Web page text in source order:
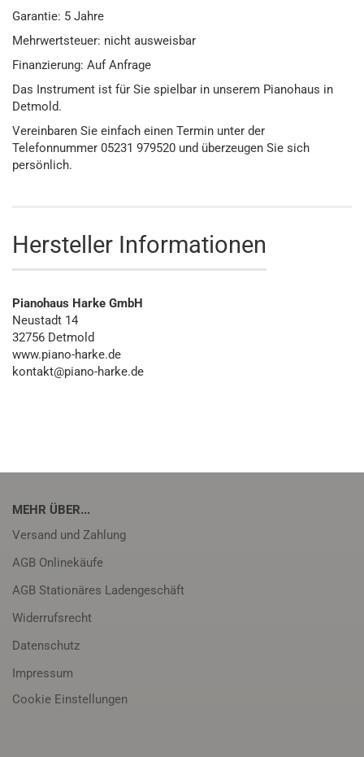
Garantie: 5 Jahre
Mehrwertsteuer: nicht ausweisbar
Finanzierung: Auf Anfrage
Das Instrument ist für Sie spielbar in unserem Pianohaus in
Detmold.
Vereinbaren Sie einfach einen Termin unter der
Telefonnummer 05231 979520 und überzeugen Sie sich
persönlich.
Hersteller Informationen
Pianohaus Harke GmbH
Neustadt 14
32756 Detmold
www.piano-harke.de
kontakt@piano-harke.de
MEHR ÜBER...
Versand und Zahlung
AGB Onlinekäufe
AGB Stationäres Ladengeschäft
Widerrufsrecht
Datenschutz
Impressum
Cookie Einstellungen